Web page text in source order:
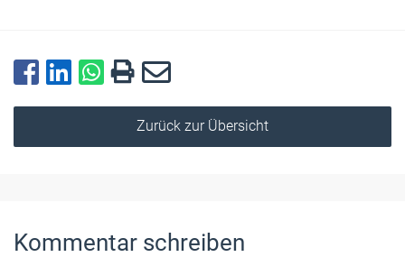
Zurück zur Übersicht
Kommentar schreiben